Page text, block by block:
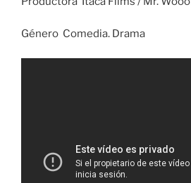
Género Comedia. Drama